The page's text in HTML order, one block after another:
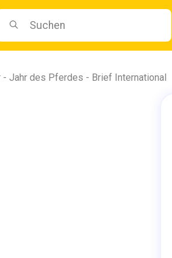
Jahr des Pferdes - Brief International